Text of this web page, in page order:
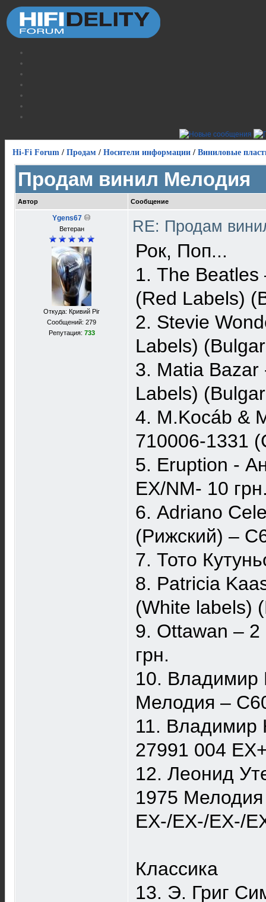
Hi-Fi Forum / Продам / Носители информации / Виниловые
Продам винил Мелодия
Автор Сообщение
Ygens67
Ветеран
Откуда: Кривий Ріг
Сообщений: 279
Репутация: 733
RE: Продам
Рок, Поп...
1. The
(Red Labels)
2. Stevie
Labels)
3. Matia
Labels)
4. M.Kocáb &
710006-1331
5. Eruption -
EX/NM- 10
6. Adriano
(Рижский) ‎–
7. Тото
8. Patricia
(White labels)
9. Ottawan ‎–
грн.
10. Владимир
Мелодия ‎–
11. Владимир
27991 004
12. Леонид
1975
EX-/EX-/EX-/
Классика
13. Э. Григ